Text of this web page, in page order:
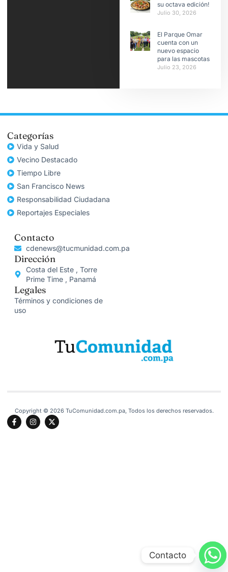
su octava edición!
Julio 30, 2026
El Parque Omar
cuenta con un
nuevo espacio
para las mascotas
Julio 23, 2026
Categorías
Vida y Salud
Vecino Destacado
Tiempo Libre
San Francisco News
Responsabilidad Ciudadana
Reportajes Especiales
Contacto
cdenews@tucmunidad.com.pa
Dirección
Costa del Este , Torre
Prime Time , Panamá
Legales
Términos y condiciones de
uso
Copyright © 2026 TuComunidad.com.pa, Todos los derechos reservados.
Contacto